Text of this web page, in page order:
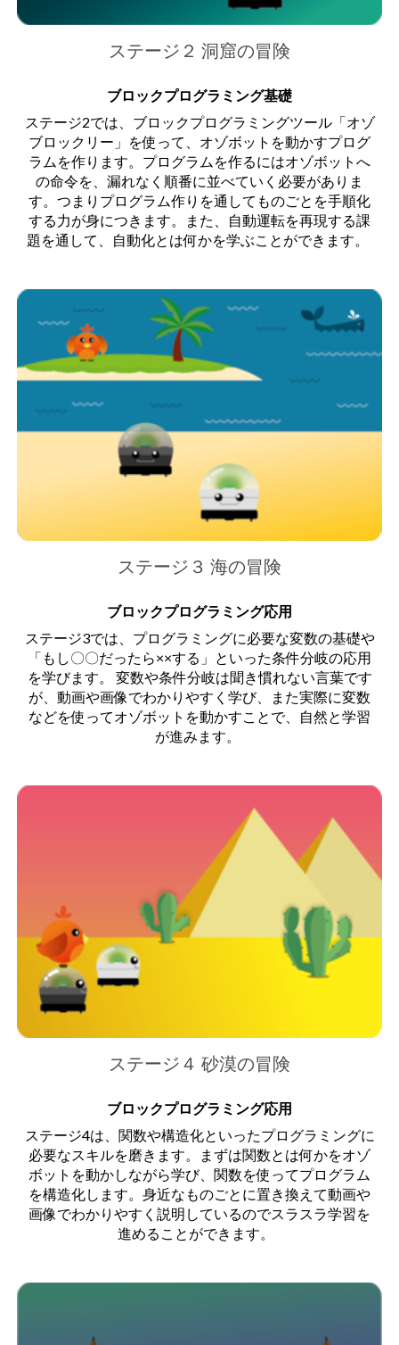
ステージ２ 洞窟の冒険
ブロックプログラミング基礎
ステージ2では、ブロックプログラミングツール「オゾ
ブロックリー」を使って、オゾボットを動かすプログ
ラムを作ります。プログラムを作るにはオゾボットへ
の命令を、漏れなく順番に並べていく必要がありま
す。つまりプログラム作りを通してものごとを手順化
する力が身につきます。また、自動運転を再現する課
題を通して、自動化とは何かを学ぶことができます。
ステージ３ 海の冒険
ブロックプログラミング応用
ステージ3では、プログラミングに必要な変数の基礎や
「もし〇〇だったら××する」といった条件分岐の応用
を学びます。 変数や条件分岐は聞き慣れない言葉です
が、動画や画像でわかりやすく学び、また実際に変数
などを使ってオゾボットを動かすことで、自然と学習
が進みます。
ステージ４ 砂漠の冒険
ブロックプログラミング応用
ステージ4は、関数や構造化といったプログラミングに
必要なスキルを磨きます。まずは関数とは何かをオゾ
ボットを動かしながら学び、関数を使ってプログラム
を構造化します。身近なものごとに置き換えて動画や
画像でわかりやすく説明しているのでスラスラ学習を
進めることができます。